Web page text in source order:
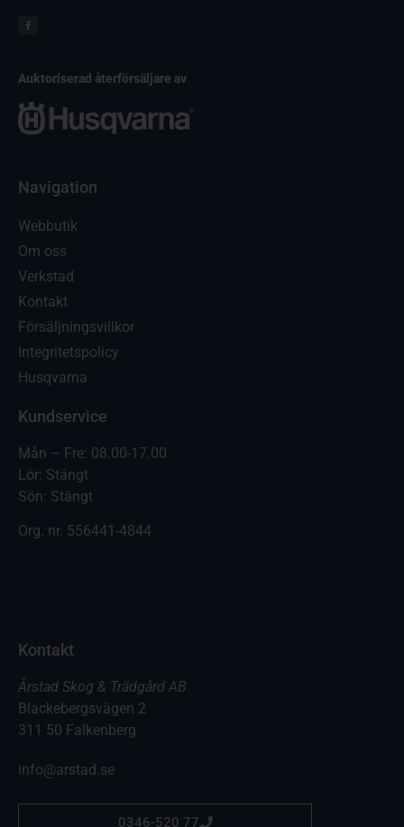
Auktoriserad återförsäljare av
Navigation
Webbutik
Om oss
Verkstad
Kontakt
Försäljningsvillkor
Integritetspolicy
Husqvarna
Kundservice
Mån – Fre: 08.00-17.00
Lör: Stängt
Sön: Stängt
Org. nr. 556441-4844
Kontakt
Årstad Skog & Trädgård AB
Blackebergsvägen 2
311 50 Falkenberg
info@arstad.se
0346-520 77